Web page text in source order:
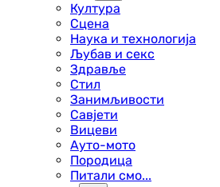
Култура
Сцена
Наука и технологија
Љубав и секс
Здравље
Стил
Занимљивости
Савјети
Вицеви
Ауто-мото
Породица
Питали смо...